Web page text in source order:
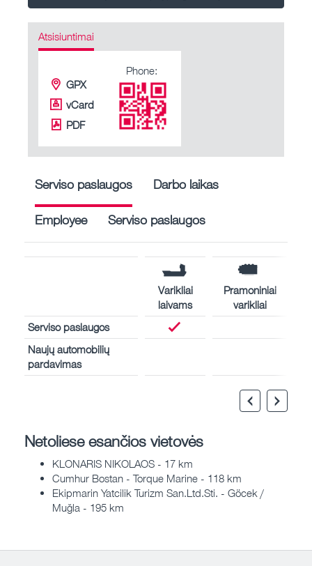
Atsisiuntimai
GPX
vCard
PDF
Phone:
Serviso paslaugos Darbo laikas
Employee Serviso paslaugos
Varikliai
laivams
Pramoniniai
varikliai
Serviso paslaugos
Naujų automobilių
pardavimas
Netoliese esančios vietovės
KLONARIS NIKOLAOS - 17 km
Cumhur Bostan - Torque Marine - 118 km
Ekipmarin Yatcilik Turizm San.Ltd.Sti. - Göcek /
Muğla - 195 km